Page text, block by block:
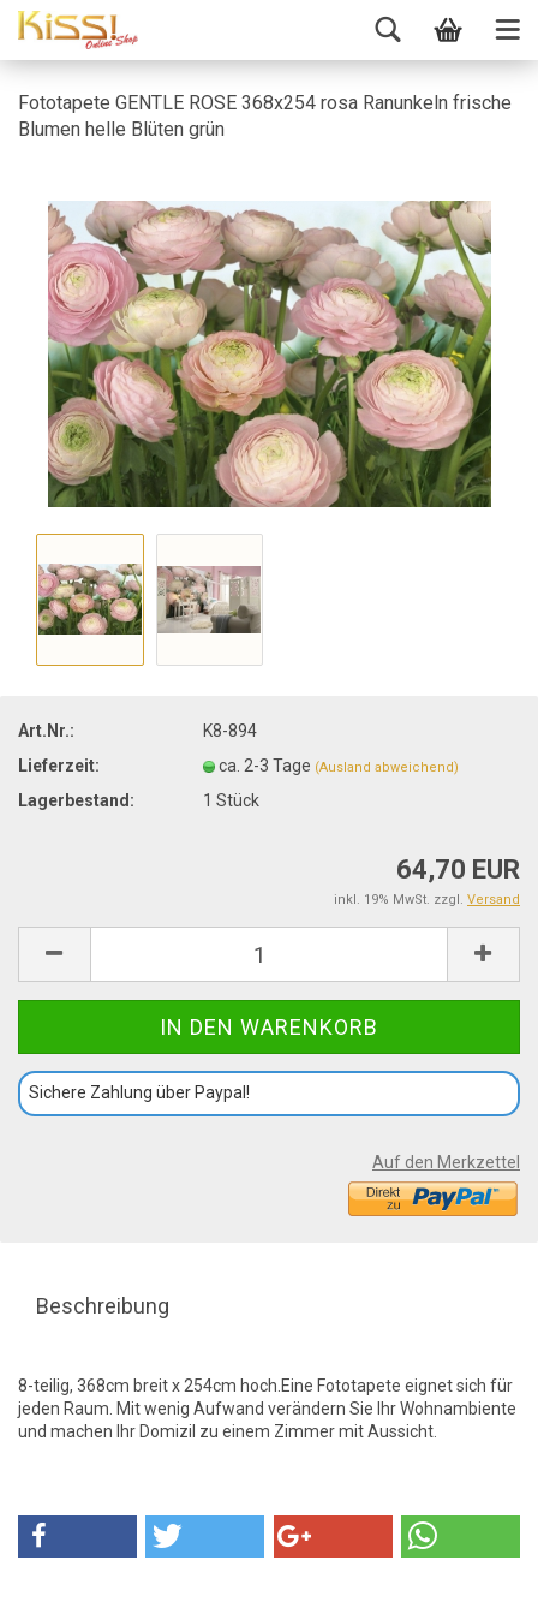
Fototapete GENTLE ROSE 368x254 rosa Ranunkeln frische
Blumen helle Blüten grün
Art.Nr.:
K8-894
Lieferzeit:
ca. 2-3 Tage (Ausland abweichend)
Lagerbestand: 1Stück
64,70 EUR
inkl. 19% MwSt. zzgl. Versand
Sichere Zahlung über Paypal!
Auf den Merkzettel
Beschreibung
8-teilig, 368cm breit x 254cm hoch.Eine Fototapete eignet sich für
jeden Raum. Mit wenig Aufwand verändern Sie Ihr Wohnambiente
und machen Ihr Domizil zu einem Zimmer mit Aussicht.